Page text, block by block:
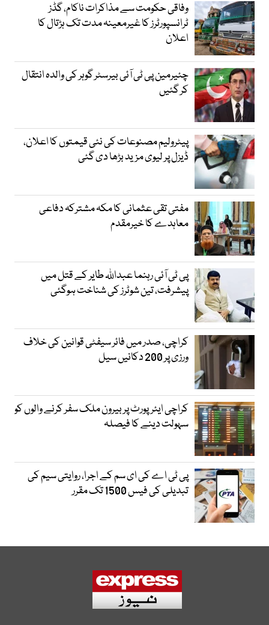
وفاقی حکومت سے مذاکرات ناکام، گڈز
ٹرانسپورٹرز کا غیرمعینہ مدت تک ہڑتال کا
اعلان
چئیرمین پی ٹی آئی بیرسٹر گوہر کی والدہ انتقال
کر گئیں
پیٹرولیم مصنوعات کی نئی قیمتوں کا اعلان،
ڈیزل پر لیوی مزید بڑھا دی گئی
مفتی تقی عثمانی کا مکہ مشترکہ دفاعی
معاہدے کا خیرمقدم
پی ٹی آئی رہنما عبداللہ طایر کے قتل میں
پیشرفت، تین شوٹرز کی شناخت ہوگئی
کراچی، صدر میں فائر سیفٹی قوانین کی خلاف
ورزی پر 200 دکانیں سیل
کراچی ایئرپورٹ پر بیرون ملک سفر کرنے والوں کو
سہولت دینے کا فیصلہ
پی ٹی اے کی ای سم کے اجرا، روایتی سیم کی
تبدیلی کی فیس 1500 تک مقرر